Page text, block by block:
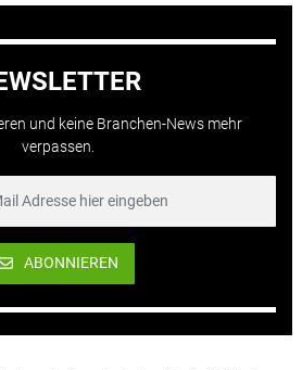
und keine Branchen-News mehr
verpassen.
ABONNIEREN